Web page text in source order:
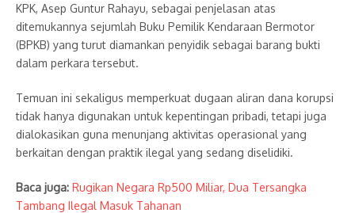
KPK, Asep Guntur Rahayu, sebagai penjelasan atas
ditemukannya sejumlah Buku Pemilik Kendaraan Bermotor
(BPKB) yang turut diamankan penyidik sebagai barang bukti
dalam perkara tersebut.
Temuan ini sekaligus memperkuat dugaan aliran dana korupsi
tidak hanya digunakan untuk kepentingan pribadi, tetapi juga
dialokasikan guna menunjang aktivitas operasional yang
berkaitan dengan praktik ilegal yang sedang diselidiki.
Baca juga: Rugikan Negara Rp500 Miliar, Dua Tersangka
Tambang Ilegal Masuk Tahanan